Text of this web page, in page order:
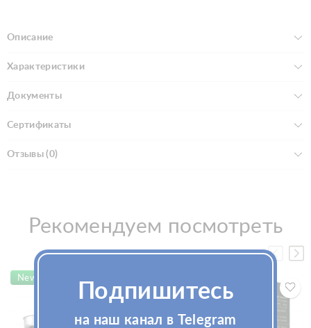
Описание
Характеристики
Документы
Сертификаты
Отзывы (0)
Рекомендуем посмотреть
New!
Подпишитесь
на наш канал в Telegram